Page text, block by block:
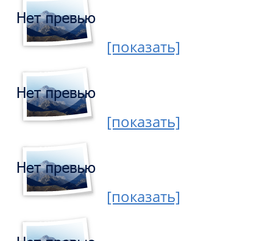
[показать]
[показать]
[показать]